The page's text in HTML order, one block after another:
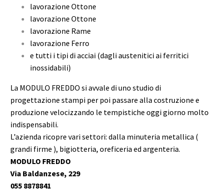
lavorazione Ottone
lavorazione Ottone
lavorazione Rame
lavorazione Ferro
e tutti i tipi di acciai (dagli austenitici ai ferritici
inossidabili)
La MODULO FREDDO si avvale di uno studio di
progettazione stampi per poi passare alla costruzione e
produzione velocizzando le tempistiche oggi giorno molto
indispensabili.
L’azienda ricopre vari settori: dalla minuteria metallica (
grandi firme ), bigiotteria, oreficeria ed argenteria.
MODULO FREDDO
Via Baldanzese, 229
055 8878841